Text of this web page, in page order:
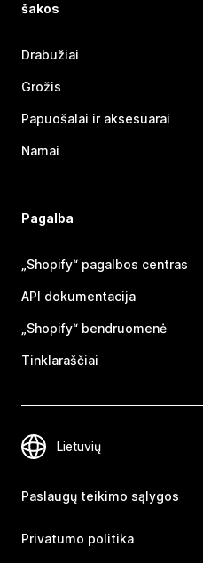
šakos
Drabužiai
Grožis
Papuošalai ir aksesuarai
Namai
Pagalba
„Shopify“ pagalbos centras
API dokumentacija
„Shopify“ bendruomenė
Tinklaraščiai
Paslaugų teikimo sąlygos
Privatumo politika